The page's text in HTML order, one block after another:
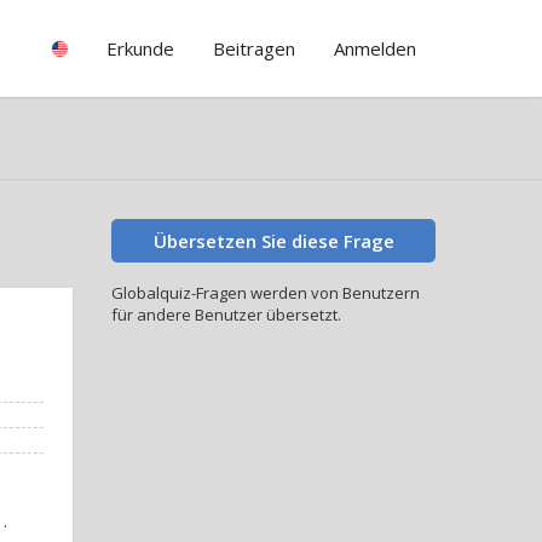
Erkunde Beitragen Anmelden
Übersetzen Sie diese Frage
Globalquiz-Fragen werden von Benutzern
für andere Benutzer übersetzt.